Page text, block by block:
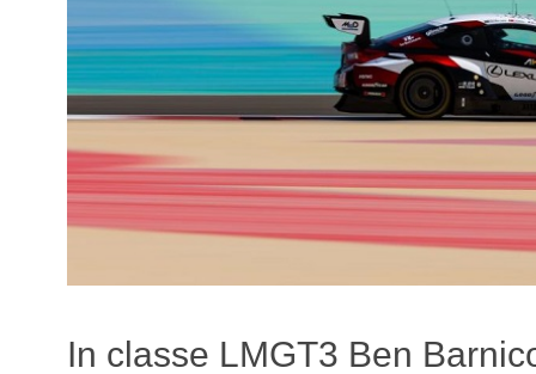
In classe LMGT3 Ben